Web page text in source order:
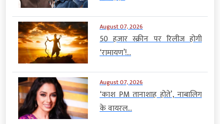
August 07, 2026
50 हजार स्क्रीन पर रिलीज होगी
‘रामायण’!...
August 07, 2026
‘काश PM तानाशाह होते’, नाबालिग
के वायरल...